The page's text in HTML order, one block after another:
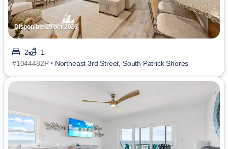
Disponible 19 oct 2026
2
1
#1044482P • Northeast 3rd Street, South Patrick Shores